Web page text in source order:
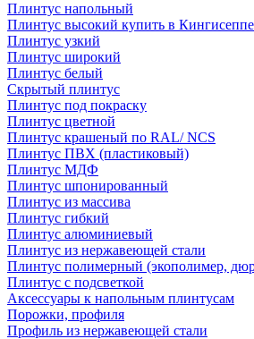
Плинтус напольный
Плинтус высокий купить в Кингисеппе
Плинтус узкий
Плинтус широкий
Плинтус белый
Скрытый плинтус
Плинтус под покраску
Плинтус цветной
Плинтус крашеный по RAL/ NCS
Плинтус ПВХ (пластиковый)
Плинтус МДФ
Плинтус шпонированный
Плинтус из массива
Плинтус гибкий
Плинтус алюминиевый
Плинтус из нержавеющей стали
Плинтус полимерный (экополимер,
Плинтус с подсветкой
Аксессуары к напольным плинтусам
Порожки, профиля
Профиль из нержавеющей стали